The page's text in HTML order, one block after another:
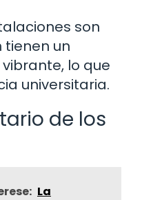
son
un
lo que
universitaria.
de los
La